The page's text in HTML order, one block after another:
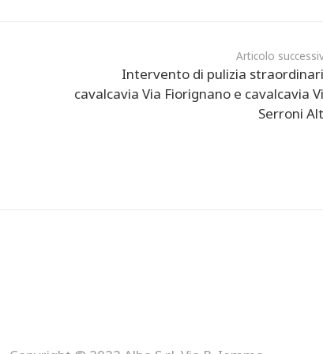
Articolo
Intervento di pulizia
cavalcavia Via Fiorignano e cavalcavia
Serroni